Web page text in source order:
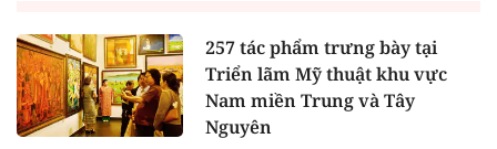
257 tác phẩm trưng bày tại
Triển lãm Mỹ thuật khu vực
Nam miền Trung và Tây
Nguyên